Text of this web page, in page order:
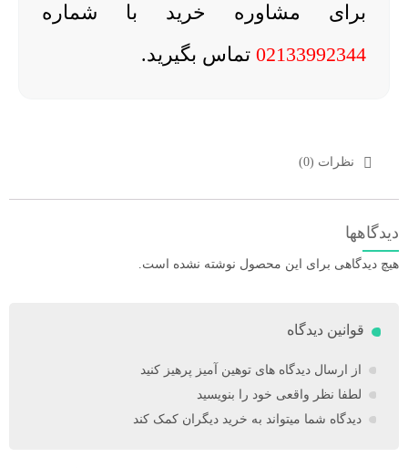
برای مشاوره خرید با شماره
02133992344 تماس بگیرید.
نظرات (0)
دیدگاهها
هیچ دیدگاهی برای این محصول نوشته نشده است.
قوانین دیدگاه
از ارسال دیدگاه های توهین آمیز پرهیز کنید
لطفا نظر واقعی خود را بنویسید
دیدگاه شما میتواند به خرید دیگران کمک کند